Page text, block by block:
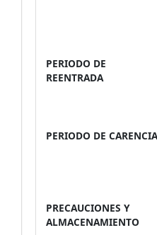
PERIODO DE
REENTRADA
PERIODO DE CARENCIA
PRECAUCIONES Y
ALMACENAMIENTO